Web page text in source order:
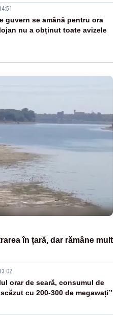
guvern se amână pentru ora
nu a obținut toate avizele
în țară, dar rămâne mult
orar de seară, consumul de
cu 200-300 de megawați”